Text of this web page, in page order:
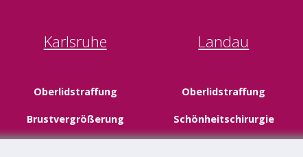
Karlsruhe
Oberlidstraffung
Brustvergrößerung
Landau
Oberlidstraffung
Schönheitschirurgie